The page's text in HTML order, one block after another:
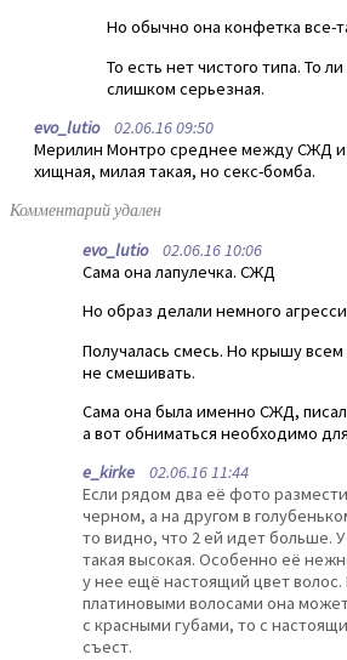
Но обычно она конфетка все-
То есть нет чистого типа. То
слишком серьезная.
evo_lutio02.06.16 09:50
Мерилин Монтро среднее между СЖД
хищная, милая такая, но секс-бомба.
Комментарий удален
evo_lutio02.06.16 10:06
Сама она лапулечка. СЖД
Но образ делали немного
Получалась смесь. Но крышу
не смешивать.
Сама она была именно СЖД,
а вот обниматься необходимо
e_kirke 02.06.16 11:44
Если рядом два её фото
черном, а на другом в
то видно, что 2 ей идет больше.
такая высокая. Особенно её
у нее ещё настоящий цвет волос.
платиновыми волосами она
с красными губами, то с
съест.